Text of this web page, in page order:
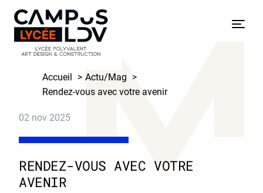
content
Accueil
Actu/Mag
Rendez-vous avec votre avenir
02 nov 2025
RENDEZ-VOUS AVEC VOTRE
AVENIR